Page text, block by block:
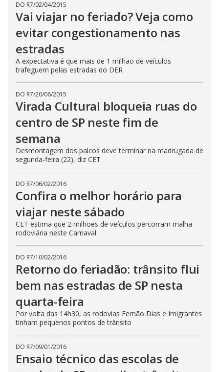
DO R7/02/04/2015
Vai viajar no feriado? Veja como
evitar congestionamento nas
estradas
A expectativa é que mais de 1 milhão de veículos
trafeguem pelas estradas do DER
DO R7/20/06/2015
Virada Cultural bloqueia ruas do
centro de SP neste fim de
semana
Desmontagem dos palcos deve terminar na madrugada de
segunda-feira (22), diz CET
DO R7/06/02/2016
Confira o melhor horário para
viajar neste sábado
CET estima que 2 milhões de veículos percorram malha
rodoviária neste Carnaval
DO R7/10/02/2016
Retorno do feriadão: trânsito flui
bem nas estradas de SP nesta
quarta-feira
Por volta das 14h30, as rodovias Fernão Dias e Imigrantes
tinham pequenos pontos de trânsito
DO R7/09/01/2016
Ensaio técnico das escolas de